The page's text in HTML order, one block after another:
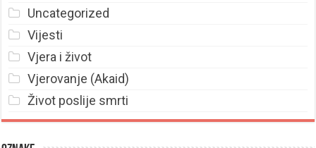
Uncategorized
Vijesti
Vjera i život
Vjerovanje (Akaid)
Život poslije smrti